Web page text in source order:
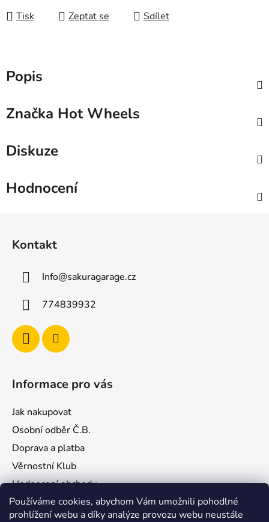
Používáme cookies, abychom Vám umožnili pohodlné
prohlížení webu a díky analýze provozu webu neustále
Tisk Zeptat se Sdílet
Popis
Značka Hot Wheels
Diskuze
Hodnocení
Kontakt
Info@sakuragarage.cz
774839932
Informace pro vás
Jak nakupovat
Osobní odběr Č.B.
Doprava a platba
Věrnostní Klub
Hodnocení obchodu
Kontakty